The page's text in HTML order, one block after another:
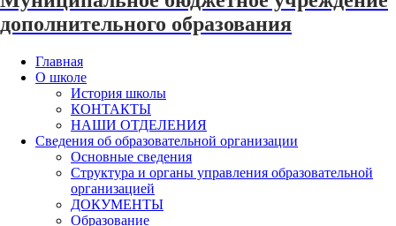
дополнительного образования
Главная
О школе
История школы
КОНТАКТЫ
НАШИ ОТДЕЛЕНИЯ
Сведения об образовательной организации
Основные сведения
Структура и органы управления образовательной
организацией
ДОКУМЕНТЫ
Образование